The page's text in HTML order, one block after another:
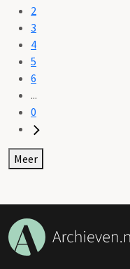
2
3
4
5
6
...
0
Meer